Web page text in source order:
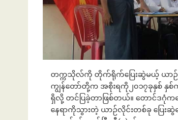
တက္ကသိုလ်ကို တိုက်ရိုက်ပြေးဆွဲမယ့် ယာဉ်လို
ကျွန်တော်တို့က အစိုးရကို၂၀၁၇ခုနှစ် နှစ်ကု
ရှိလို့ တင်ပြခဲ့တာဖြစ်တယ်။ တောင်ဒဂုံ
နေရာကိုသွားတဲ့ ယာဉ်လိုင်းတစ်ခု ပြေး